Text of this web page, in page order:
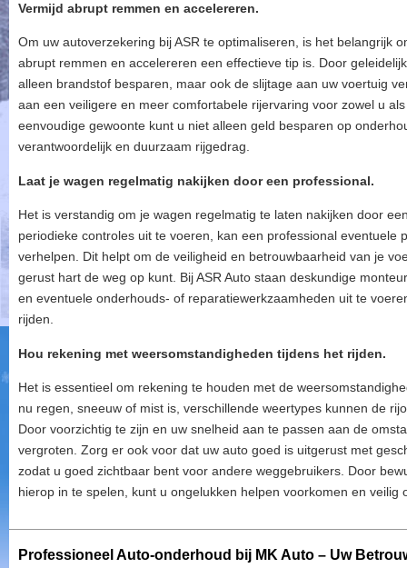
Vermijd abrupt remmen en accelereren.
Om uw autoverzekering bij ASR te optimaliseren, is het belangrijk
abrupt remmen en accelereren een effectieve tip is. Door
alleen brandstof besparen, maar ook de slijtage aan uw voertuig
aan een veiligere en meer comfortabele rijervaring voor zowel u
eenvoudige gewoonte kunt u niet alleen geld besparen op
verantwoordelijk en duurzaam rijgedrag.
Laat je wagen regelmatig nakijken door een professional.
Het is verstandig om je wagen regelmatig te laten nakijken door
periodieke controles uit te voeren, kan een professional eventuele
verhelpen. Dit helpt om de veiligheid en betrouwbaarheid van je
gerust hart de weg op kunt. Bij ASR Auto staan deskundige
en eventuele onderhouds- of reparatiewerkzaamheden uit te
rijden.
Hou rekening met weersomstandigheden tijdens het rijden.
Het is essentieel om rekening te houden met de
nu regen, sneeuw of mist is, verschillende weertypes kunnen de
Door voorzichtig te zijn en uw snelheid aan te passen aan de
vergroten. Zorg er ook voor dat uw auto goed is uitgerust met
zodat u goed zichtbaar bent voor andere weggebruikers. Door
hierop in te spelen, kunt u ongelukken helpen voorkomen en veilig
Professioneel Auto-onderhoud bij MK Auto – Uw